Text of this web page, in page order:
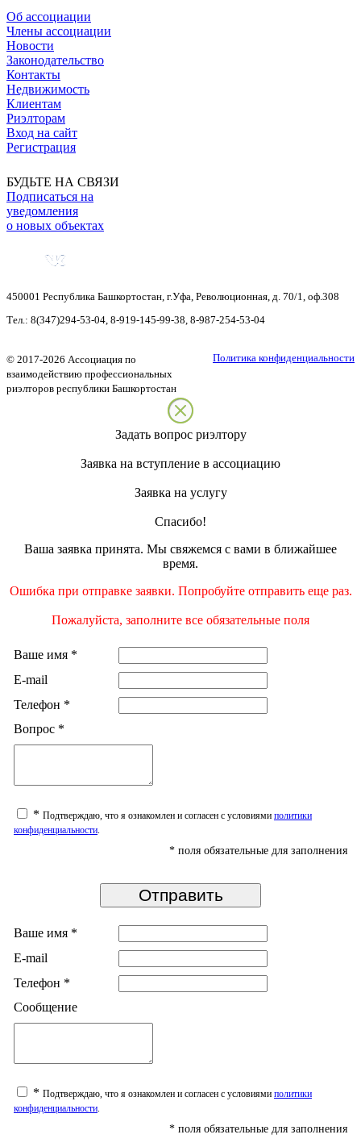
Об ассоциации
Члены ассоциации
Новости
Законодательство
Контакты
Недвижимость
Клиентам
Риэлторам
Вход на сайт
Регистрация
БУДЬТЕ НА СВЯЗИ
Подписаться на
уведомления
о новых объектах
450001 Республика Башкортостан, г.Уфа, Революционная, д. 70/1, оф.308
Тел.: 8(347)294-53-04, 8-919-145-99-38, 8-987-254-53-04
Политика конфиденциальности
© 2017-2026 Ассоциация по
взаимодействию профессиональных
риэлторов республики Башкортостан
Задать вопрос риэлтору
Заявка на вступление в ассоциацию
Заявка на услугу
Спасибо!
Ваша заявка принята. Мы свяжемся с вами в ближайшее
время.
Ошибка при отправке заявки. Попробуйте отправить еще раз.
Пожалуйста, заполните все обязательные поля
Ваше имя *
E-mail
Телефон *
Вопрос *
* Подтверждаю, что я ознакомлен и согласен с условиями политики
конфиденциальности.
* поля обязательные для заполнения
Ваше имя *
E-mail
Телефон *
Сообщение
* Подтверждаю, что я ознакомлен и согласен с условиями политики
конфиденциальности.
* поля обязательные для заполнения